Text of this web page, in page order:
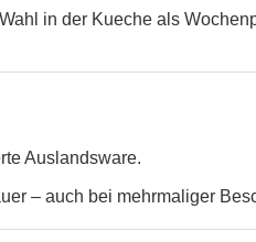
in der Kueche als
Auslandsware.
– auch bei mehrmaliger